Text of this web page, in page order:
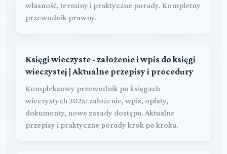
własność, terminy i praktyczne porady. Kompletny
przewodnik prawny.
Księgi wieczyste - założenie i wpis do księgi
wieczystej | Aktualne przepisy i procedury
Kompleksowy przewodnik po księgach
wieczystych 2025: założenie, wpis, opłaty,
dokumenty, nowe zasady dostępu. Aktualne
przepisy i praktyczne porady krok po kroku.